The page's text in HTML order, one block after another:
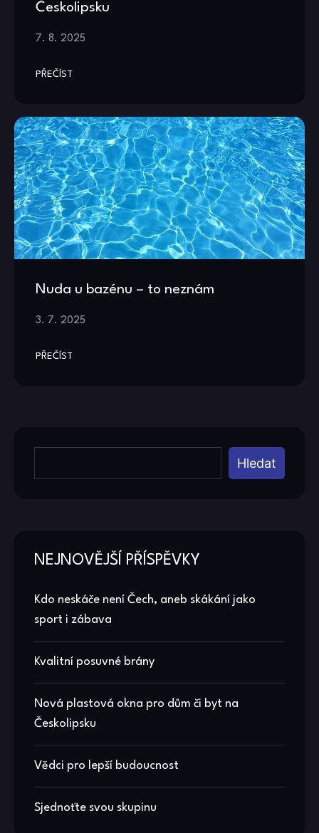
Českolipsku
7. 8. 2025
PŘEČÍST
Nuda u bazénu – to neznám
3. 7. 2025
PŘEČÍST
Hledat
NEJNOVĚJŠÍ PŘÍSPĚVKY
Kdo neskáče není Čech, aneb skákání jako
sport i zábava
Kvalitní posuvné brány
Nová plastová okna pro dům či byt na
Českolipsku
Vědci pro lepší budoucnost
Sjednoťte svou skupinu